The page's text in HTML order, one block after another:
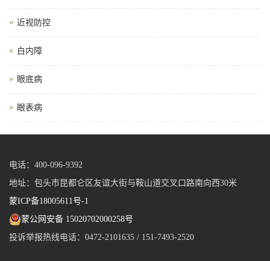
近视防控
白内障
眼底病
眼表病
电话：400-096-9392
地址：包头市昆都仑区友谊大街与鞍山道交叉口路南向西30米
蒙ICP备18005611号-1
蒙公网安备 15020702000258号
投诉举报热线电话：0472-2101635 / 151-7493-2520